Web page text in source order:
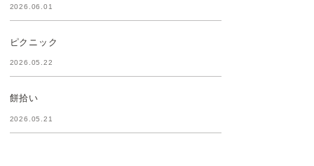
2026.06.01
ピクニック
2026.05.22
餅拾い
2026.05.21